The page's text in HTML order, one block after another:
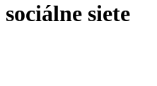
sociálne siete